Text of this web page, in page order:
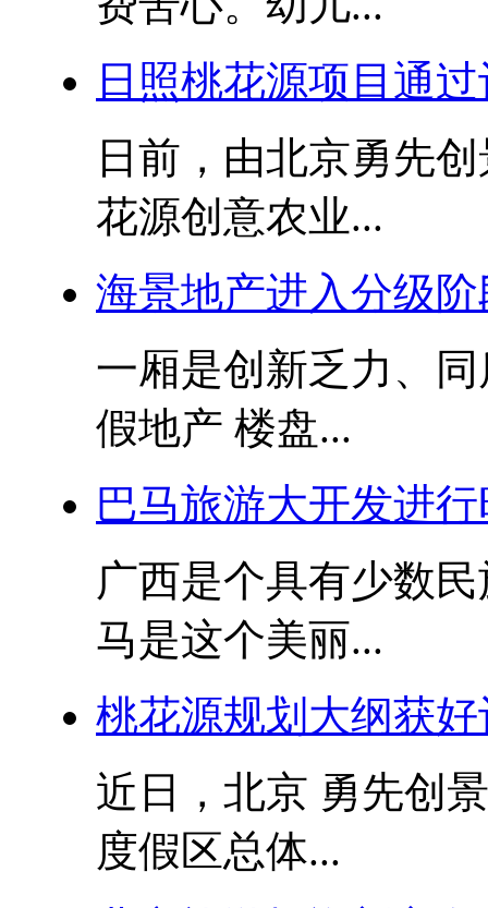
日照桃花源项目通
日前，由北京勇先
花源创意农业...
海景地产进入分级阶
一厢是创新乏力、
假地产 楼盘...
巴马旅游大开发进行
广西是个具有少数
马是这个美丽...
桃花源规划大纲获好
近日，北京 勇先创
度假区总体...